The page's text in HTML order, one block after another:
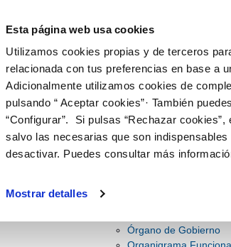
Esta página web usa cookies
Utilizamos cookies propias y de terceros
relacionada con tus preferencias en base a
Adicionalmente utilizamos cookies de
pulsando “ Aceptar cookies”· También
“Configurar”. Si pulsas “Rechazar
salvo las necesarias que son
desactivar. Puedes consultar más
Mostrar detalles
INFORMACIÓN ECONÓMICA Y
ESTADÍSTICA
D'ELX MAPA WEB
Mapa web
Órgano de Gobierno